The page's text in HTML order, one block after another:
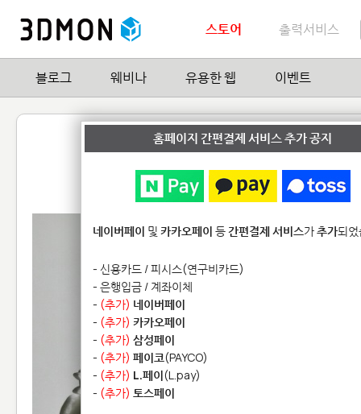
스토어 출력서비스
블로그 웨비나 유용한 웹 이벤트
움직이는 스프링복스
Michaella Janse van Vuuren 1| Hit
홈페이지 간편결제 서비스 추가 공지
네이버페이 및 카카오페이 등간편결제 서비스가추가되
- 신용카드 / 피시스(연구비카드)
- 은행입금 / 계좌이체
- (추가) 네이버페이
- (추가) 카카오페이
- (추가) 삼성페이
- (추가) 페이코(PAYCO)
- (추가) L.페이(L.pay)
- (추가) 토스페이